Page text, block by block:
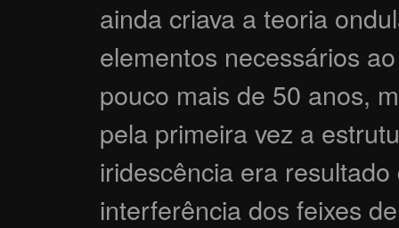
ainda criava a teoria
elementos necessários
pouco mais de 50 anos,
pela primeira vez a
iridescência era
interferência dos feixes